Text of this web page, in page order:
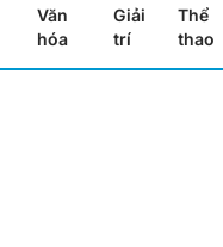
Văn
hóa
Giải
trí
Thể
thao